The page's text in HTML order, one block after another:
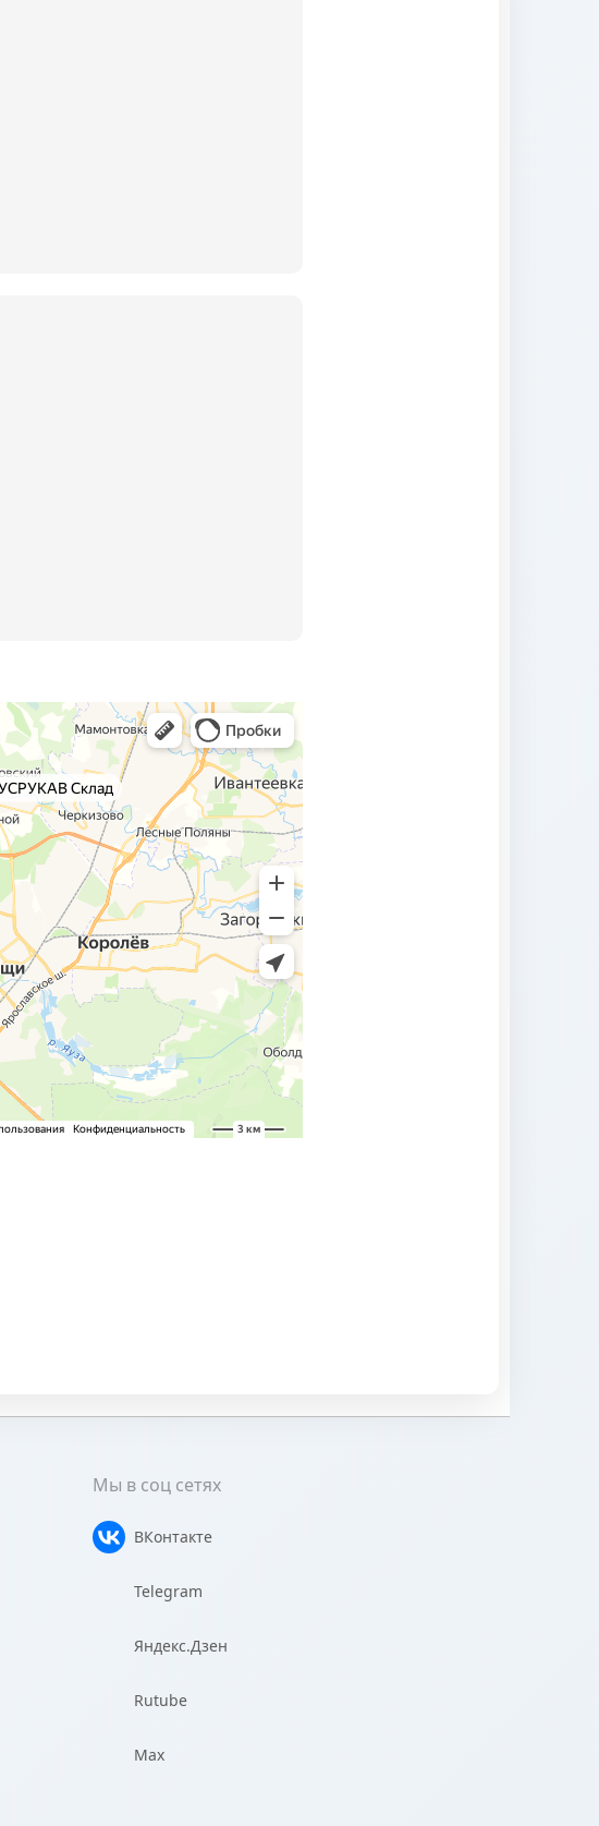
Мы в соц сетях
ВКонтакте
Telegram
Яндекс.Дзен
Rutube
Max